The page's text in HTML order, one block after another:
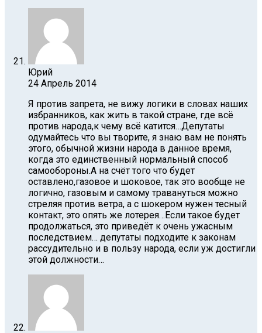
Юрий
24 Апрель 2014
Я против запрета, не вижу логики в словах наших
избранников, как жить в такой стране, где всё
против народа,к чему всё катится…Депутаты
одумайтесь что вы творите, я знаю вам не понять
этого, обычной жизни народа в данное время,
когда это единственный нормальный способ
самообороны.А на счёт того что будет
оставлено,газовое и шоковое, так это вообще не
логично, газовым и самому травануться можно
стреляя против ветра, а с шокером нужен тесный
контакт, это опять же лотерея…Если такое будет
продолжаться, это приведёт к очень ужасным
последствием… депутаты подходите к законам
рассудительно и в пользу народа, если уж достигли
этой должности…